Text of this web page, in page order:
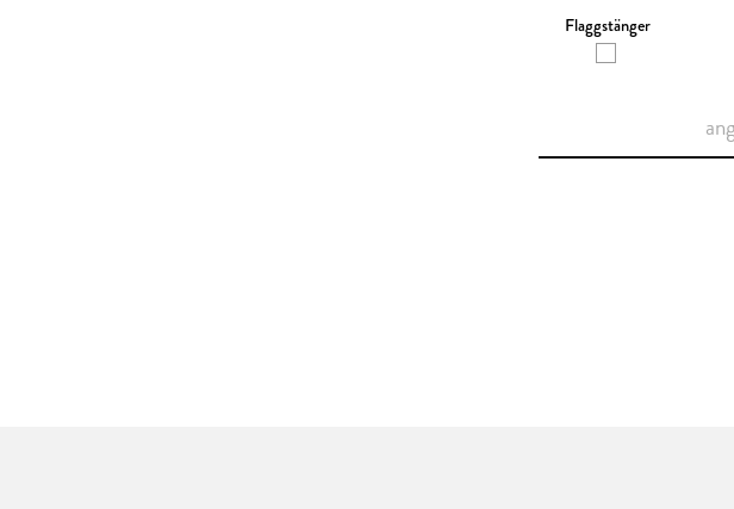
Flaggstänger